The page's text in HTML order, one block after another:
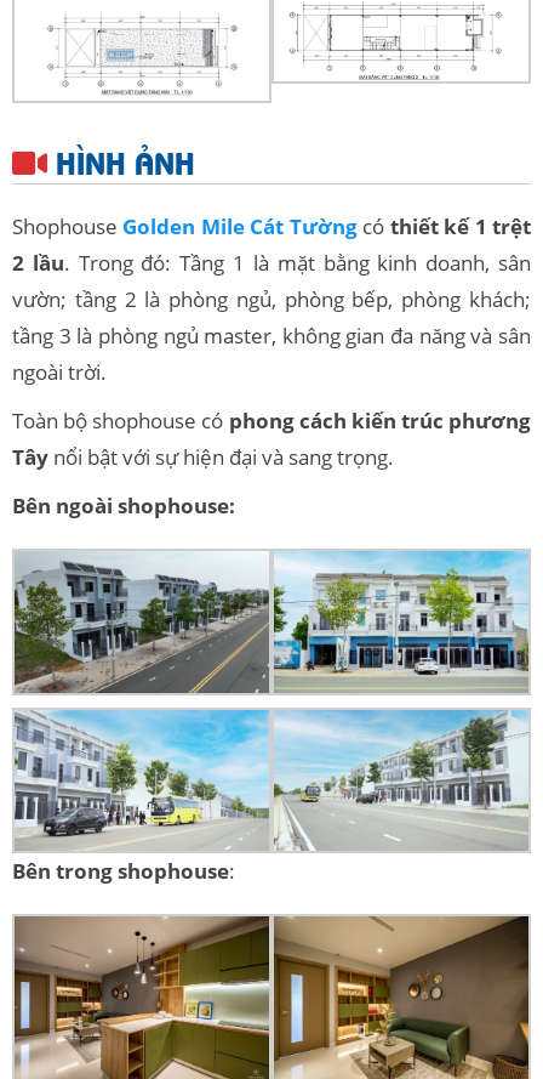
HÌNH ẢNH
Shophouse Golden Mile Cát Tườngcó thiết kế 1 trệt
2 lầu. Trong đó: Tầng 1 là mặt bằng kinh doanh, sân
vườn; tầng 2 là phòng ngủ, phòng bếp, phòng khách;
tầng 3 là phòng ngủ master, không gian đa năng và sân
ngoài trời.
Toàn bộ shophouse có phong cách kiến trúc phương
Tây nổi bật với sự hiện đại và sang trọng.
Bên ngoài shophouse:
Bên trong shophouse: